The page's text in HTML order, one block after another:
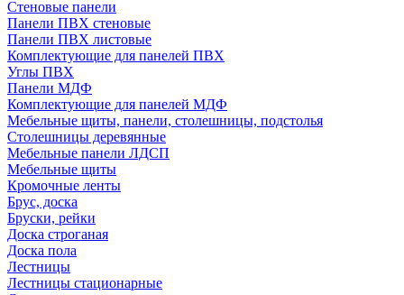
Стеновые панели
Панели ПВХ стеновые
Панели ПВХ листовые
Комплектующие для панелей ПВХ
Углы ПВХ
Панели МДФ
Комплектующие для панелей МДФ
Мебельные щиты, панели, столешницы, подстолья
Столешницы деревянные
Мебельные панели ЛДСП
Мебельные щиты
Кромочные ленты
Брус, доска
Бруски, рейки
Доска строганая
Доска пола
Лестницы
Лестницы стационарные